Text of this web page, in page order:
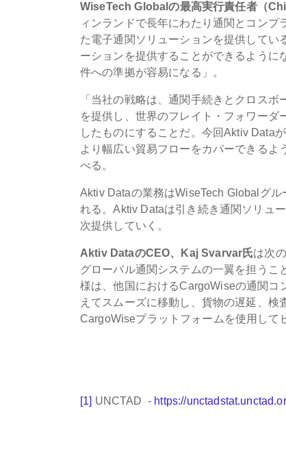
WiseTech Globalの最高実行責任者（
ィンランドで長年にわたり通関とコン
た電子通関ソリューションを提供してい
ーションを提供することができるよう
件への準拠が容易になる」。
「当社の戦略は、通関手続きとクロス
を提供し、世界のフレイト・フォワー
したものにすることだ。今回Aktiv Data
より幅広い貿易フローをカバーできる
べる。
Aktiv Dataの業務はWiseTech Globalグ
れる。Aktiv Dataは引き続き通関ソリュ
次提供していく。
Aktiv DataのCEO、Kaj Svarvar氏は次
グローバル通関システムの一翼を担う
様は、他国におけるCargoWiseの通関コ
えてスムーズに移動し、貨物の遅延、検
CargoWiseプラットフォームを使用して
[1] UNCTAD - https://